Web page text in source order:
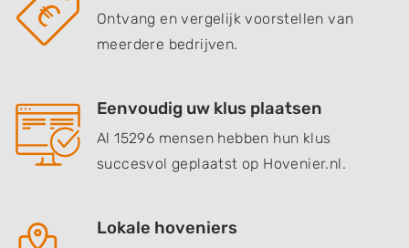
Ontvang en vergelijk voorstellen van
meerdere bedrijven.
Eenvoudig uw klus plaatsen
Al 15296 mensen hebben hun klus
succesvol geplaatst op Hovenier.nl.
Lokale hoveniers